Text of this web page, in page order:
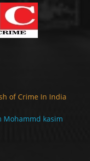
of Crime In India
Mohammd kasim